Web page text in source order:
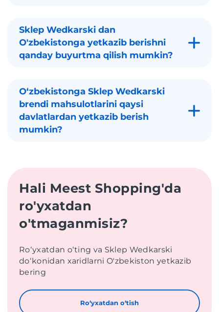
Sklep Wedkarski dan
O'zbekistonga yetkazib berishni
qanday buyurtma qilish mumkin?
Oʻzbekistonga Sklep Wedkarski
brendi mahsulotlarini qaysi
davlatlardan yetkazib berish
mumkin?
Hali Meest Shopping'da
ro'yxatdan
o'tmaganmisiz?
Roʻyxatdan oʻting va Sklep Wedkarski
doʻkonidan xaridlarni O'zbekiston yetkazib
bering
Roʻyxatdan oʻtish